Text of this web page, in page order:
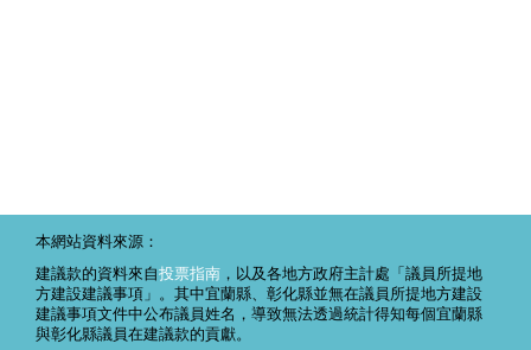
本網站資料來源：
建議款的資料來自投票指南 ，以及各地方政府主計處「議員所提地
方建設建議事項」。其中宜蘭縣、彰化縣並無在議員所提地方建設
建議事項文件中公布議員姓名，導致無法透過統計得知每個宜蘭縣
與彰化縣議員在建議款的貢獻。